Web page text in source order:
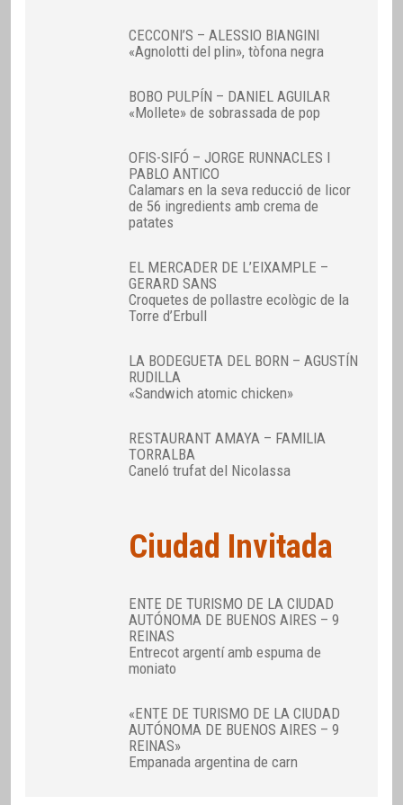
CECCONI’S – ALESSIO BIANGINI
«Agnolotti del plin», tòfona negra
BOBO PULPÍN – DANIEL AGUILAR
«Mollete» de sobrassada de pop
OFIS-SIFÓ – JORGE RUNNACLES I
PABLO ANTICO
Calamars en la seva reducció de licor
de 56 ingredients amb crema de
patates
EL MERCADER DE L’EIXAMPLE –
GERARD SANS
Croquetes de pollastre ecològic de la
Torre d’Erbull
LA BODEGUETA DEL BORN – AGUSTÍN
RUDILLA
«Sandwich atomic chicken»
RESTAURANT AMAYA – FAMILIA
TORRALBA
Caneló trufat del Nicolassa
Ciudad Invitada
ENTE DE TURISMO DE LA CIUDAD
AUTÓNOMA DE BUENOS AIRES – 9
REINAS
Entrecot argentí amb espuma de
moniato
«ENTE DE TURISMO DE LA CIUDAD
AUTÓNOMA DE BUENOS AIRES – 9
REINAS»
Empanada argentina de carn